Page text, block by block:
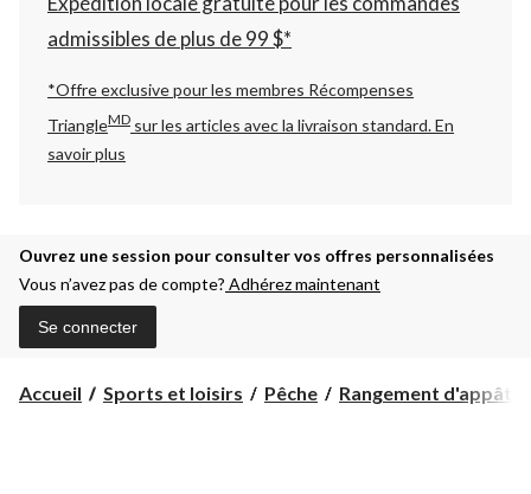
admissibles de plus de 99 $*
*Offre exclusive pour les membres Récompenses
TriangleMD sur les articles avec la livraison standard.En
savoir plus
Ouvrez une session pour consulter vos offres personnalisées
Vous n’avez pas de compte? Adhérez maintenant
Se connecter
Accueil Sports et loisirs Pêche Rangement d'appâts